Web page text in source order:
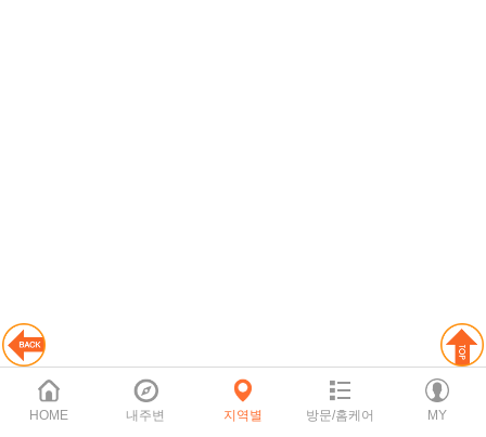
HOME 내주변 지역별 방문/홈케어 MY